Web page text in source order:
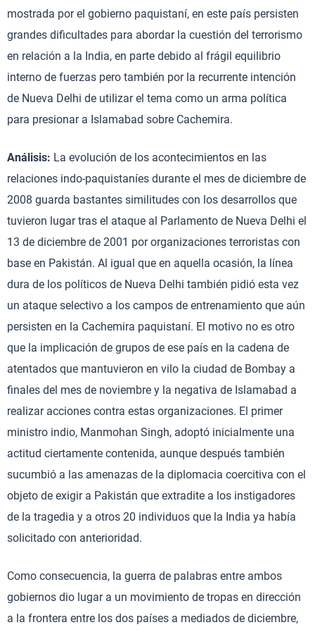
mostrada por el gobierno paquistaní, en este país persisten
grandes dificultades para abordar la cuestión del terrorismo
en relación a la India, en parte debido al frágil equilibrio
interno de fuerzas pero también por la recurrente intención
de Nueva Delhi de utilizar el tema como un arma política
para presionar a Islamabad sobre Cachemira.
Análisis: La evolución de los acontecimientos en las
relaciones indo-paquistaníes durante el mes de diciembre de
2008 guarda bastantes similitudes con los desarrollos que
tuvieron lugar tras el ataque al Parlamento de Nueva Delhi el
13 de diciembre de 2001 por organizaciones terroristas con
base en Pakistán. Al igual que en aquella ocasión, la línea
dura de los políticos de Nueva Delhi también pidió esta vez
un ataque selectivo a los campos de entrenamiento que aún
persisten en la Cachemira paquistaní. El motivo no es otro
que la implicación de grupos de ese país en la cadena de
atentados que mantuvieron en vilo la ciudad de Bombay a
finales del mes de noviembre y la negativa de Islamabad a
realizar acciones contra estas organizaciones. El primer
ministro indio, Manmohan Singh, adoptó inicialmente una
actitud ciertamente contenida, aunque después también
sucumbió a las amenazas de la diplomacia coercitiva con el
objeto de exigir a Pakistán que extradite a los instigadores
de la tragedia y a otros 20 individuos que la India ya había
solicitado con anterioridad.
Como consecuencia, la guerra de palabras entre ambos
gobiernos dio lugar a un movimiento de tropas en dirección
a la frontera entre los dos países a mediados de diciembre,